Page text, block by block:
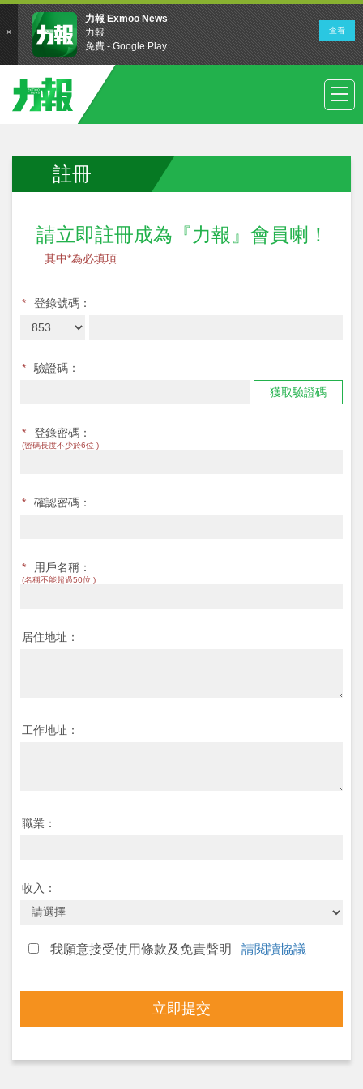
註冊
請立即註冊成為『力報』會員喇！
其中*為必填項
* 登錄號碼：
*
驗證碼：
獲取驗證碼
* 登錄密碼：
(密碼長度不少於6位 )
* 確認密碼：
* 用戶名稱：
(名稱不能超過50位 )
居住地址：
工作地址：
職業：
收入：
我願意接受使用條款及免責聲明 請閱讀協議